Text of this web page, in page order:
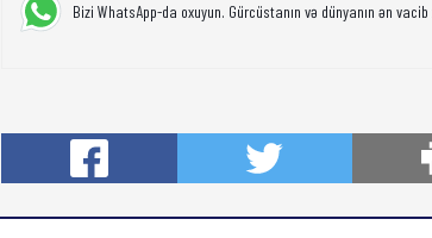
Bizi WhatsApp-da oxuyun. Gürcüstanın və dünyanın ən